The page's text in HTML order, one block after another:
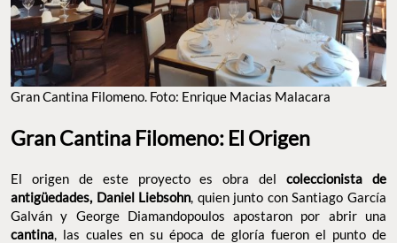
Gran Cantina Filomeno. Foto: Enrique Macias Malacara
Gran Cantina Filomeno: El Origen
El origen de este proyecto es obra delcoleccionista de
antigüedades, Daniel Liebsohn, quien junto con Santiago García
Galván y George Diamandopoulos apostaron por abrir una
cantina, las cuales en su época de gloría fueron el punto de